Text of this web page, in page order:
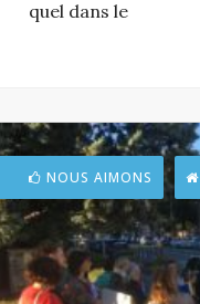
quel dans le
NOUS AIMONS